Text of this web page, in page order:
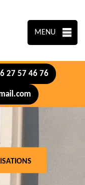
MENU
27 57 46 76